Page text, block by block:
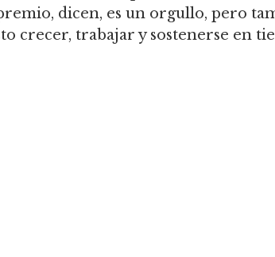
dicen, es un orgullo, pero
crecer, trabajar y sostenerse en